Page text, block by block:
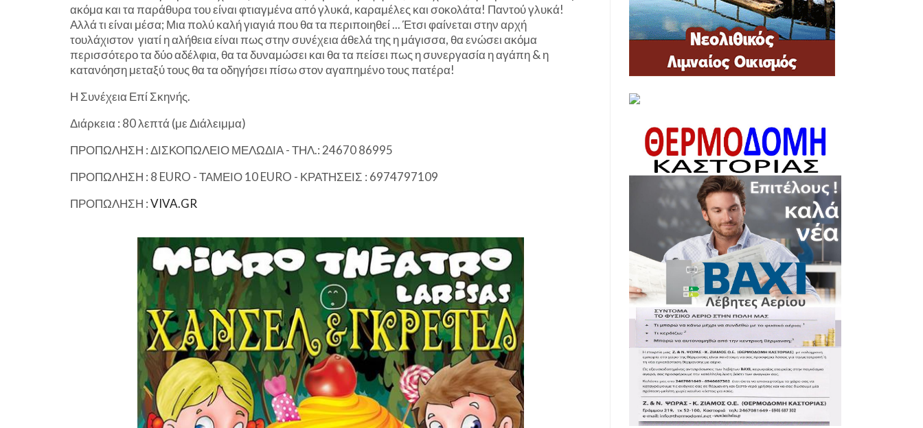
ακόμα και τα παράθυρα του είναι φτιαγμένα από γλυκά, καραμέλες και σοκολάτα! Παντού γλυκά!
Αλλά τι είναι μέσα; Μια πολύ καλή γιαγιά που θα τα περιποιηθεί ... Έτσι φαίνεται στην αρχή
τουλάχιστον γιατί η αλήθεια είναι πως στην συνέχεια άθελά της η μάγισσα, θα ενώσει ακόμα
περισσότερο τα δύο αδέλφια, θα τα δυναμώσει και θα τα πείσει πως η συνεργασία η αγάπη & η
κατανόηση μεταξύ τους θα τα οδηγήσει πίσω στον αγαπημένο τους πατέρα!
Η Συνέχεια Επί Σκηνής.
Διάρκεια : 80 λεπτά (με Διάλειμμα)
ΠΡΟΠΩΛΗΣΗ : ΔΙΣΚΟΠΩΛΕΙΟ ΜΕΛΩΔΙΑ - ΤΗΛ.: 24670 86995
ΠΡΟΠΩΛΗΣΗ : 8 EURO - ΤΑΜΕΙΟ 10 EURO - ΚΡΑΤΗΣΕΙΣ : 6974797109
ΠΡΟΠΩΛΗΣΗ :VIVA.GR